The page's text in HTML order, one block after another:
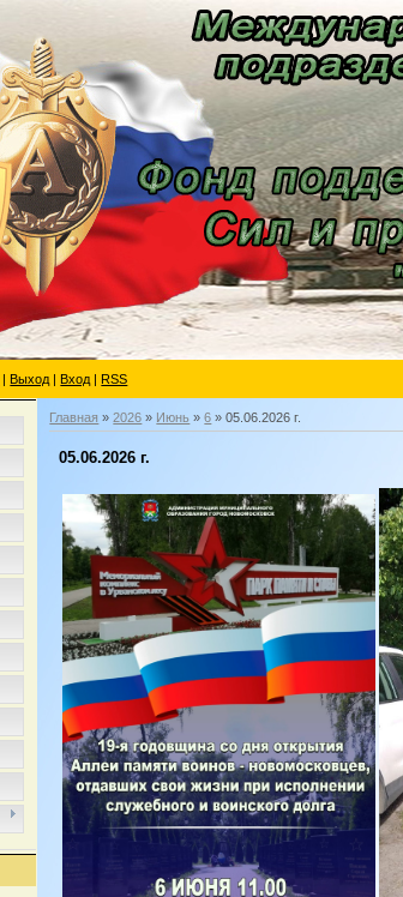
|Выход |Вход |RSS
Главная »2026 » Июнь » 6 » 05.06.2026 г.
05.06.2026 г.